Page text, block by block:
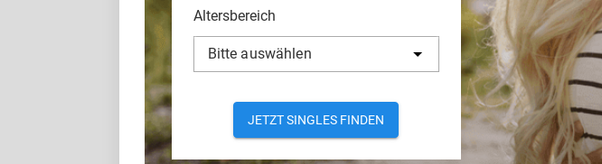
Altersbereich
Bitte auswählen
JETZT SINGLES FINDEN